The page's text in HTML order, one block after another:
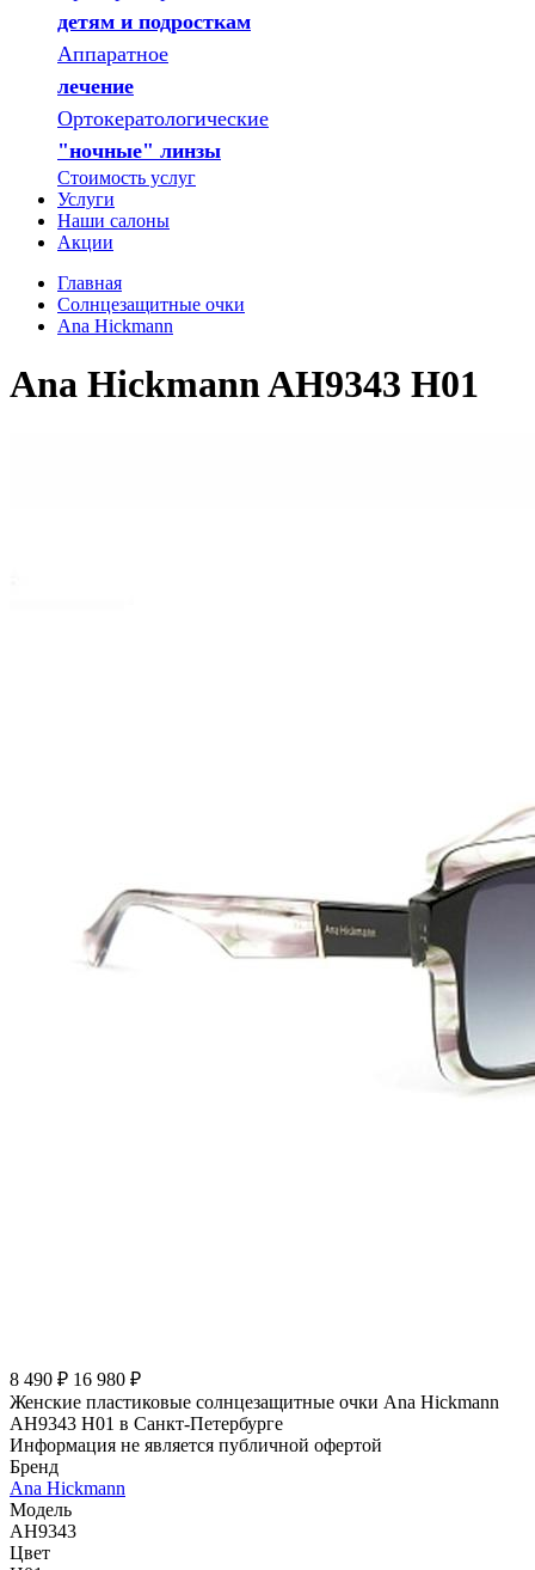
детям и подросткам
Аппаратное
лечение
Ортокератологические
"ночные" линзы
Стоимость услуг
Услуги
Наши салоны
Акции
Главная
Солнцезащитные очки
Ana Hickmann
Ana Hickmann AH9343 H01
8 490 ₽ 16 980 ₽
Женские пластиковые солнцезащитные очки Ana Hickmann
AH9343 H01 в Санкт-Петербурге
Информация не является публичной офертой
Бренд
Ana Hickmann
Модель
AH9343
Цвет